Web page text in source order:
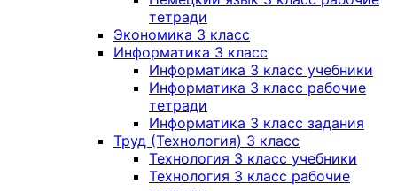
тетради
Экономика 3 класс
Информатика 3 класс
Информатика 3 класс учебники
Информатика 3 класс рабочие
тетради
Информатика 3 класс задания
Труд (Технология) 3 класс
Технология 3 класс учебники
Технология 3 класс рабочие